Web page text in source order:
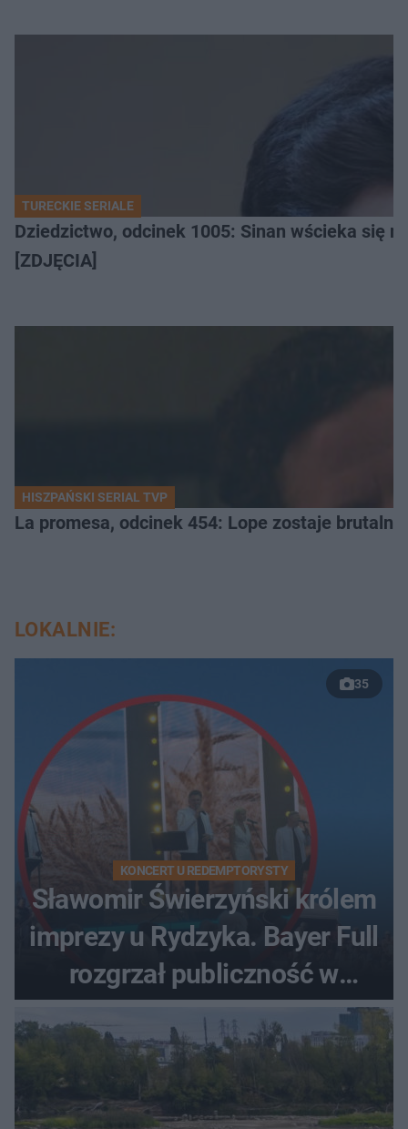
TURECKIE SERIALE
Dziedzictwo, odcinek 1005: Sinan wścieka się
[ZDJĘCIA]
HISZPAŃSKI SERIAL TVP
La promesa, odcinek 454: Lope zostaje
LOKALNIE:
35
KONCERT U REDEMPTORYSTY
Sławomir Świerzyński królem
imprezy u Rydzyka. Bayer Full
rozgrzał publiczność w
Toruniu